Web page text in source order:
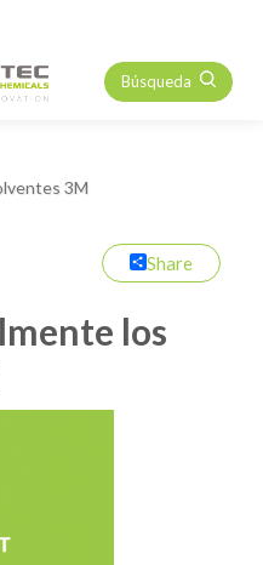
Búsqueda
3M
Share
los